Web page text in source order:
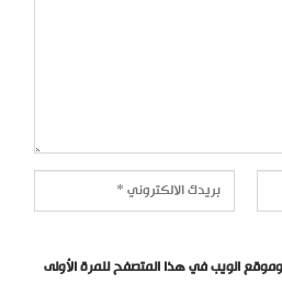
الويب في هذا المتصفح للمرة الأولى